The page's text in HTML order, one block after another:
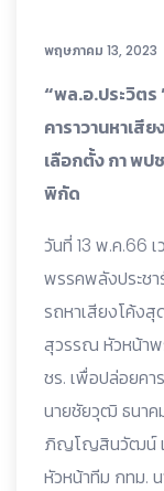
พฤษภาคม 13, 2023
“พล.อ.ประวิตร
คาราวานหาเสี
เลือกตั้ง กา พป
พิกัด
วันที่ 13 พ.ค.66
พรรคพลังประช
รถหาเสียงโค้งสุ
สุวรรณ หัวหน้าพ
ชร. เพื่อปล่อยคา
นายชัยวุฒิ ธนา
ภิญโญสินวัฒน์
หัวหน้าทีม กทม.